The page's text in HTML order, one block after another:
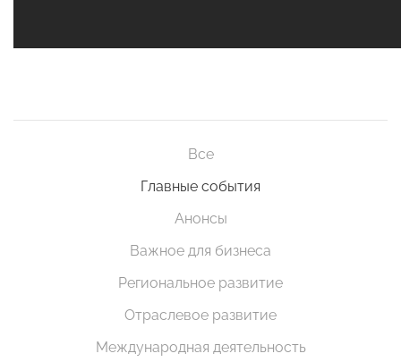
Все
Главные события
Анонсы
Важное для бизнеса
Региональное развитие
Отраслевое развитие
Международная деятельность